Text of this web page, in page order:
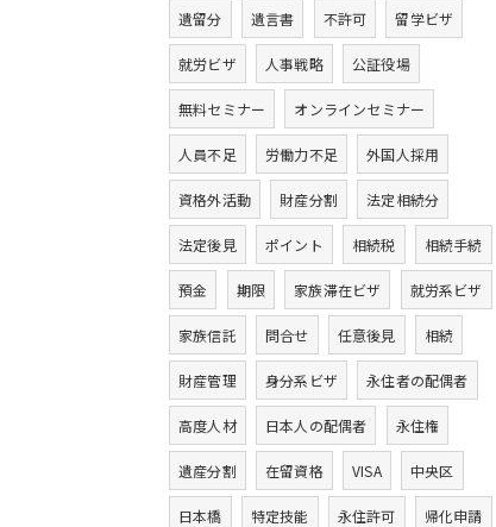
遺留分 遺言書 不許可 留学ビザ
就労ビザ 人事戦略 公証役場
無料セミナー オンラインセミナー
人員不足 労働力不足 外国人採用
資格外活動 財産分割 法定相続分
法定後見 ポイント 相続税 相続手続
預金 期限 家族滞在ビザ 就労系ビザ
家族信託 問合せ 任意後見 相続
財産管理 身分系ビザ 永住者の配偶者
高度人材 日本人の配偶者 永住権
遺産分割 在留資格 VISA 中央区
日本橋 特定技能 永住許可 帰化申請